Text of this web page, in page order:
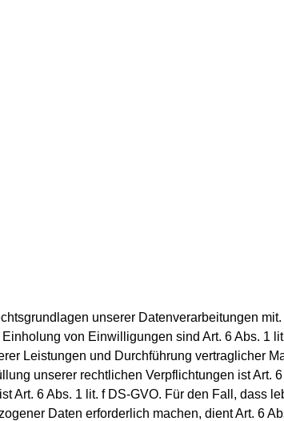
unserer Datenverarbeitungen
von Einwilligungen sind Art. 6 Abs. 1
Leistungen und Durchführung vertraglicher
unserer rechtlichen Verpflichtungen ist Art.
Art. 6 Abs. 1 lit. f DS-GVO. Für den Fall, dass
Daten erforderlich machen, dient Art. 6